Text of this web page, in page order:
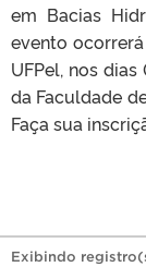
em Bacias
evento
UFPel, nos
da Faculdade
Faça sua
Exibindo